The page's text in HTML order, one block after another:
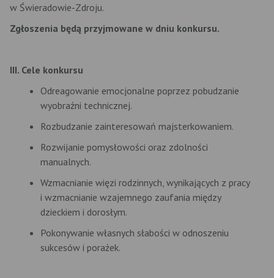
w Świeradowie-Zdroju.
Zgłoszenia będą przyjmowane w dniu konkursu.
III. Cele konkursu
Odreagowanie emocjonalne poprzez pobudzanie
wyobraźni technicznej.
Rozbudzanie zainteresowań majsterkowaniem.
Rozwijanie pomysłowości oraz zdolności
manualnych.
Wzmacnianie więzi rodzinnych, wynikających z pracy
i wzmacnianie wzajemnego zaufania między
dzieckiem i dorosłym.
Pokonywanie własnych słabości w odnoszeniu
sukcesów i porażek.